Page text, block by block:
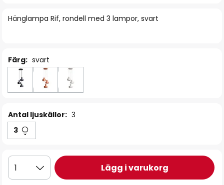
Hänglampa Rif, rondell med 3 lampor, svart
Färg: svart
Antal ljuskällor: 3
3
1 Lägg i varukorg